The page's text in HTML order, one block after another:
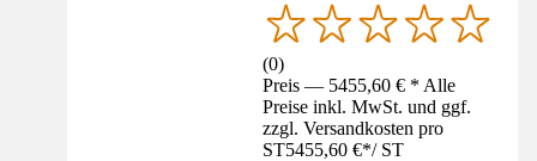
(0)
Preis — 5455,60 € * Alle
Preise inkl. MwSt. und ggf.
zzgl. Versandkosten pro
ST5455,60 €*/ ST